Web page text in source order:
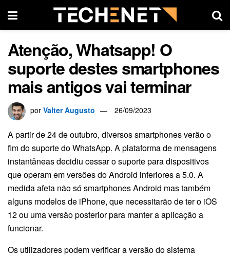
Atenção, Whatsapp! O
suporte destes smartphones
mais antigos vai terminar
por Valter Augusto 26/09/2023
A partir de 24 de outubro, diversos smartphones verão o
fim do suporte do WhatsApp. A plataforma de mensagens
instantâneas decidiu cessar o suporte para dispositivos
que operam em versões do Android inferiores a 5.0. A
medida afeta não só smartphones Android mas também
alguns modelos de iPhone, que necessitarão de ter o iOS
12 ou uma versão posterior para manter a aplicação a
funcionar.
Os utilizadores podem verificar a versão do sistema